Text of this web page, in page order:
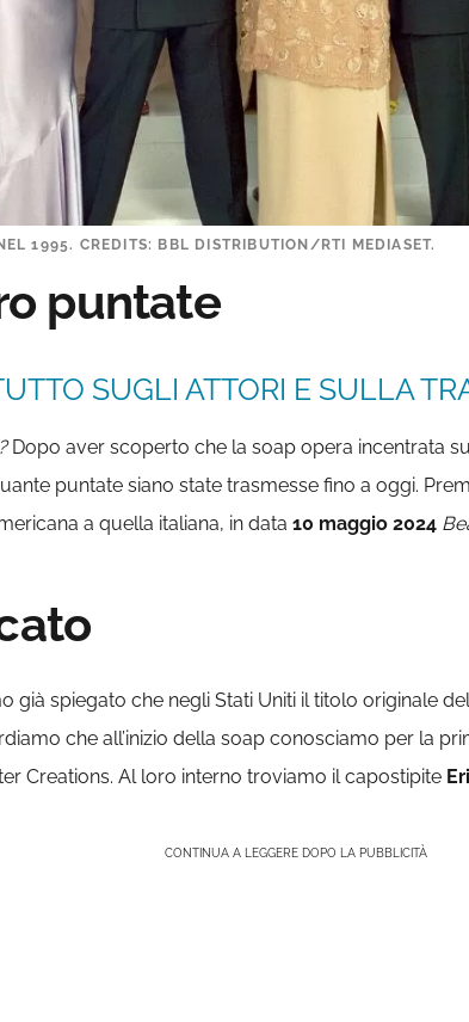
1995. CREDITS: BBL DISTRIBUTION/RTI MEDIASET.
puntate
SUGLI ATTORI E SULLA
Dopo aver scoperto che la soap opera incentrata
puntate siano state trasmesse fino a oggi.
a quella italiana, in data 10 maggio 2024
già spiegato che negli Stati Uniti il titolo originale
che all’inizio della soap conosciamo per la
Creations. Al loro interno troviamo il capostipite
CONTINUA A LEGGERE DOPO LA PUBBLICITÀ